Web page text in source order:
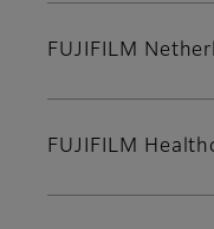
FUJIFILM
FUJIFILM